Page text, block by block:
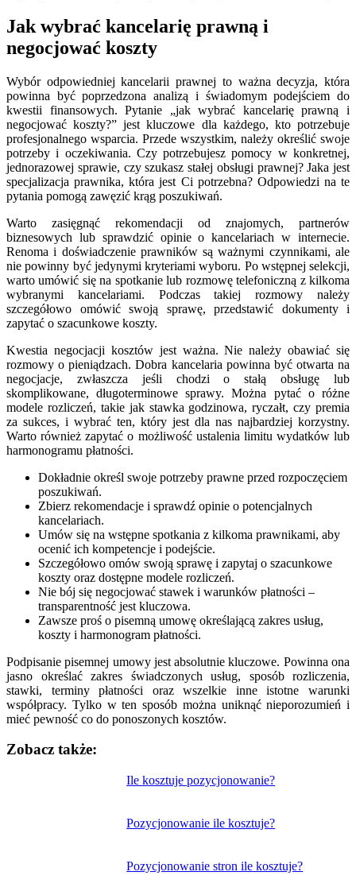
Jak wybrać kancelarię prawną i
negocjować koszty
Wybór odpowiedniej kancelarii prawnej to ważna decyzja, która
powinna być poprzedzona analizą i świadomym podejściem do
kwestii finansowych. Pytanie „jak wybrać kancelarię prawną i
negocjować koszty?” jest kluczowe dla każdego, kto potrzebuje
profesjonalnego wsparcia. Przede wszystkim, należy określić swoje
potrzeby i oczekiwania. Czy potrzebujesz pomocy w konkretnej,
jednorazowej sprawie, czy szukasz stałej obsługi prawnej? Jaka jest
specjalizacja prawnika, która jest Ci potrzebna? Odpowiedzi na te
pytania pomogą zawęzić krąg poszukiwań.
Warto zasięgnąć rekomendacji od znajomych, partnerów
biznesowych lub sprawdzić opinie o kancelariach w internecie.
Renoma i doświadczenie prawników są ważnymi czynnikami, ale
nie powinny być jedynymi kryteriami wyboru. Po wstępnej selekcji,
warto umówić się na spotkanie lub rozmowę telefoniczną z kilkoma
wybranymi kancelariami. Podczas takiej rozmowy należy
szczegółowo omówić swoją sprawę, przedstawić dokumenty i
zapytać o szacunkowe koszty.
Kwestia negocjacji kosztów jest ważna. Nie należy obawiać się
rozmowy o pieniądzach. Dobra kancelaria powinna być otwarta na
negocjacje, zwłaszcza jeśli chodzi o stałą obsługę lub
skomplikowane, długoterminowe sprawy. Można pytać o różne
modele rozliczeń, takie jak stawka godzinowa, ryczałt, czy premia
za sukces, i wybrać ten, który jest dla nas najbardziej korzystny.
Warto również zapytać o możliwość ustalenia limitu wydatków lub
harmonogramu płatności.
Dokładnie określ swoje potrzeby prawne przed rozpoczęciem
poszukiwań.
Zbierz rekomendacje i sprawdź opinie o potencjalnych
kancelariach.
Umów się na wstępne spotkania z kilkoma prawnikami, aby
ocenić ich kompetencje i podejście.
Szczegółowo omów swoją sprawę i zapytaj o szacunkowe
koszty oraz dostępne modele rozliczeń.
Nie bój się negocjować stawek i warunków płatności –
transparentność jest kluczowa.
Zawsze proś o pisemną umowę określającą zakres usług,
koszty i harmonogram płatności.
Podpisanie pisemnej umowy jest absolutnie kluczowe. Powinna ona
jasno określać zakres świadczonych usług, sposób rozliczenia,
stawki, terminy płatności oraz wszelkie inne istotne warunki
współpracy. Tylko w ten sposób można uniknąć nieporozumień i
mieć pewność co do ponoszonych kosztów.
Zobacz także:
Ile kosztuje pozycjonowanie?
Pozycjonowanie ile kosztuje?
Pozycjonowanie stron ile kosztuje?